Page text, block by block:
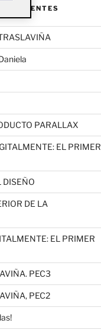
RECIENTES
PARALLAX
EL PRIMER
DISEÑO
DE LA
EL PRIMER
PEC3
PEC2